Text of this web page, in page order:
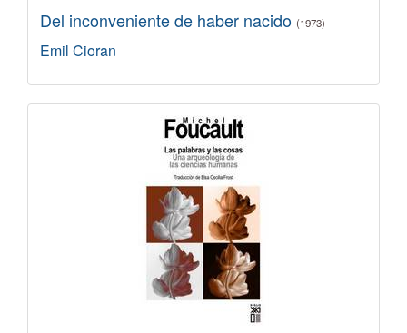
Del inconveniente de haber nacido (1973)
Emil Cioran